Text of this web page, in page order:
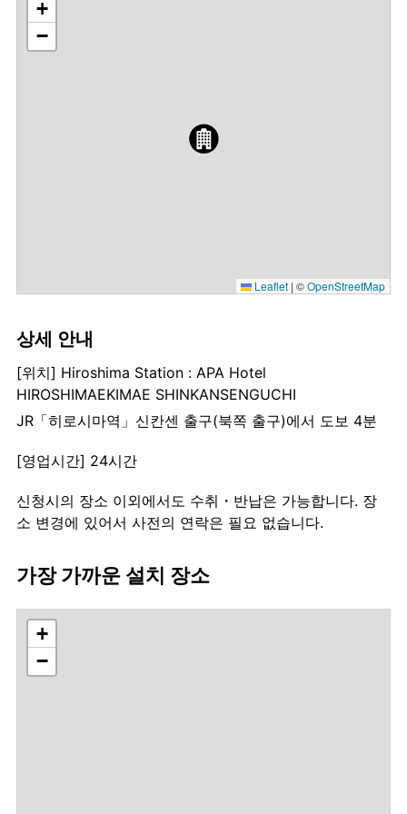
+
−
Leaflet | ©OpenStreetMap
상세 안내
[위치] Hiroshima Station : APA Hotel
HIROSHIMAEKIMAE SHINKANSENGUCHI
JR「히로시마역」신칸센 출구(북쪽 출구)에서 도보 4분
[영업시간] 24시간
신청시의 장소 이외에서도 수취・반납은 가능합니다. 장
소 변경에 있어서 사전의 연락은 필요 없습니다.
가장 가까운 설치 장소
+
−